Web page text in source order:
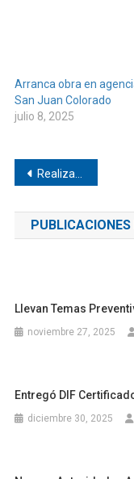
Arranca obra en
San Juan Colorado
julio 8, 2025
Navegación
de
entradas
Realizan altar del Día de Muertos en la Casa de Cultura de Pinotepa
Llevan Temas
noviembre 27, 2025
Entregó DIF
diciembre 30, 2025